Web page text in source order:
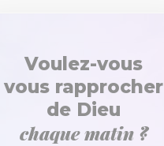
Voulez-vous
vous rapprocher
de Dieu
chaque matin ?